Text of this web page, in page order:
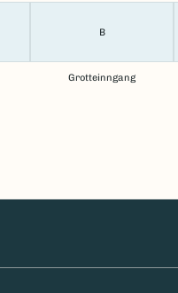
B
Grotteinngang